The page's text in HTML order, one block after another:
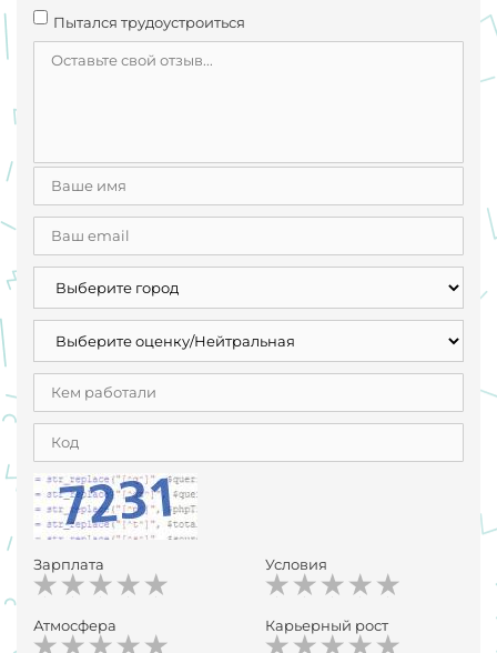
Пытался трудоустроиться
Зарплата Условия
Атмосфера Карьерный рост